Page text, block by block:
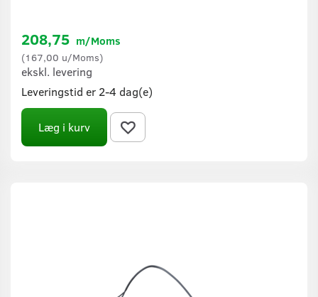
208,75 m/Moms
(167,00 u/Moms)
ekskl. levering
Leveringstid er 2-4 dag(e)
Læg i kurv